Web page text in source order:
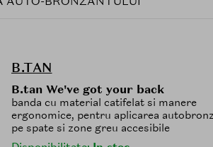
B.TAN
B.tan We've got your back
banda cu material catifelat si manere
ergonomice, pentru aplicarea
pe spate si zone greu accesibile